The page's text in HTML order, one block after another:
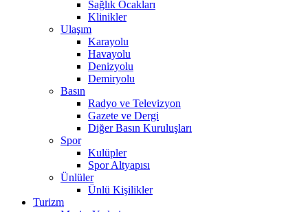
Sağlık Ocakları
Klinikler
Ulaşım
Karayolu
Havayolu
Denizyolu
Demiryolu
Basın
Radyo ve Televizyon
Gazete ve Dergi
Diğer Basın Kuruluşları
Spor
Kulüpler
Spor Altyapısı
Ünlüler
Ünlü Kişilikler
Turizm